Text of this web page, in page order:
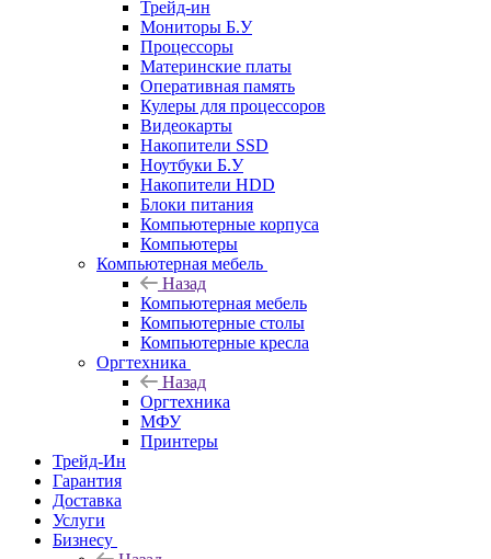
Трейд-ин
Мониторы Б.У
Процессоры
Материнские платы
Оперативная память
Кулеры для процессоров
Видеокарты
Накопители SSD
Ноутбуки Б.У
Накопители HDD
Блоки питания
Компьютерные корпуса
Компьютеры
Компьютерная мебель
Назад
Компьютерная мебель
Компьютерные столы
Компьютерные кресла
Оргтехника
Назад
Оргтехника
МФУ
Принтеры
Трейд-Ин
Гарантия
Доставка
Услуги
Бизнесу